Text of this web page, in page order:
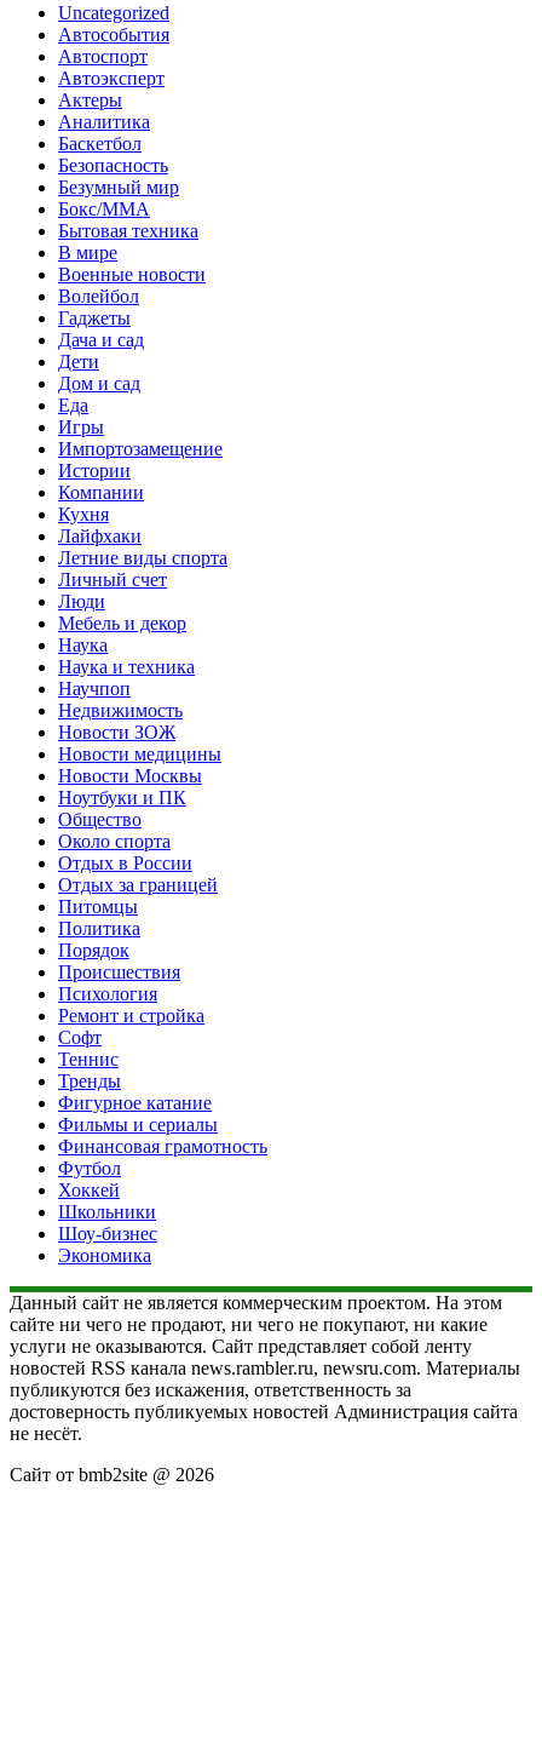
Uncategorized
Автособытия
Автоспорт
Автоэксперт
Актеры
Аналитика
Баскетбол
Безопасность
Безумный мир
Бокс/MMA
Бытовая техника
В мире
Военные новости
Волейбол
Гаджеты
Дача и сад
Дети
Дом и сад
Еда
Игры
Импортозамещение
Истории
Компании
Кухня
Лайфхаки
Летние виды спорта
Личный счет
Люди
Мебель и декор
Наука
Наука и техника
Научпоп
Недвижимость
Новости ЗОЖ
Новости медицины
Новости Москвы
Ноутбуки и ПК
Общество
Около спорта
Отдых в России
Отдых за границей
Питомцы
Политика
Порядок
Происшествия
Психология
Ремонт и стройка
Софт
Теннис
Тренды
Фигурное катание
Фильмы и сериалы
Финансовая грамотность
Футбол
Хоккей
Школьники
Шоу-бизнес
Экономика
Данный сайт не является коммерческим проектом. На этом
сайте ни чего не продают, ни чего не покупают, ни какие
услуги не оказываются. Сайт представляет собой ленту
новостей RSS канала news.rambler.ru, newsru.com. Материалы
публикуются без искажения, ответственность за
достоверность публикуемых новостей Администрация сайта
не несёт.
Сайт от bmb2site @ 2026